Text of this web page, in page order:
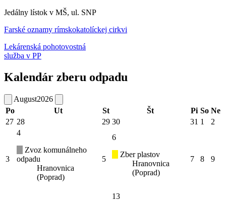
Jedálny lístok v MŠ, ul. SNP
Farské oznamy rímskokatolíckej cirkvi
Lekárenská pohotovostná
služba v PP
Kalendár zberu odpadu
August2026
Po
Ut St Št Pi So Ne
27 28 29 30 31 1 2
3
4
Zvoz komunálneho
odpadu
Hranovnica
(Poprad)
5
6
Zber plastov
Hranovnica
(Poprad)
7 8 9
13